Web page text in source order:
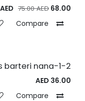
68.00
75.00AED
Compare
1-2-Grow! Anubias barteri nana
36.00
Compare